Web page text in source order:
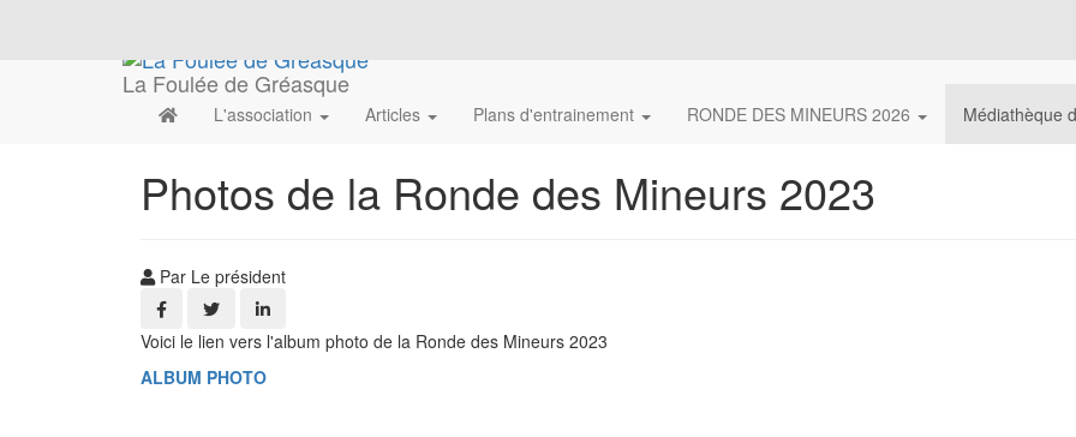
La Foulée de Gréasque
L'association Articles Plans d'entrainement RONDE DES MINEURS 2026 Médiathèque
Photos de la Ronde des Mineurs 2023
Par Le président
Voici le lien vers l'album photo de la Ronde des Mineurs 2023
ALBUM PHOTO